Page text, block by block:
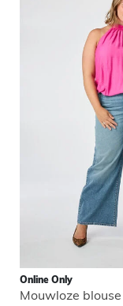
Online Only
Mouwloze